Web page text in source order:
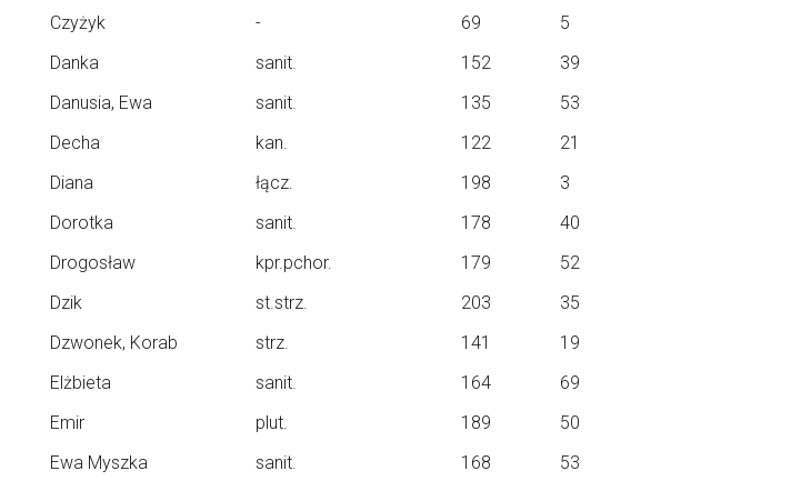
Czyżyk - 69
5
Danka sanit. 152
39
Danusia, Ewa sanit. 135
53
Decha kan. 122
21
Diana łącz. 198
3
Dorotka sanit. 178
40
Drogosław kpr.pchor. 179
52
Dzik st.strz. 203
35
Dzwonek, Korab strz. 141
19
Elżbieta sanit. 164
69
Emir plut. 189
50
Ewa Myszka sanit. 168
53